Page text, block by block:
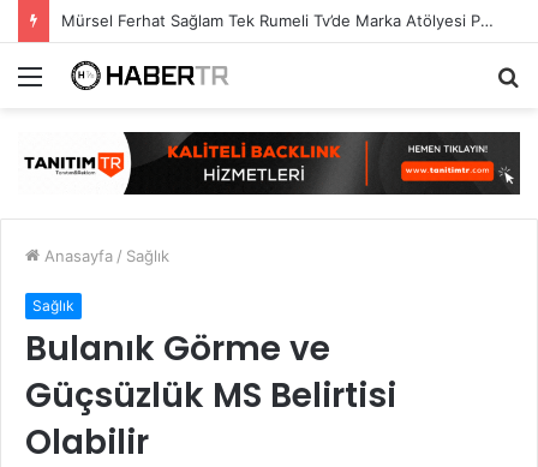
Mürsel Ferhat Sağlam Tek Rumeli Tv’de Marka Atölyesi Programına Konuk Oldu
Menü
Anasayfa / Sağlık
Sağlık
Bulanık Görme ve
Güçsüzlük MS Belirtisi
Olabilir